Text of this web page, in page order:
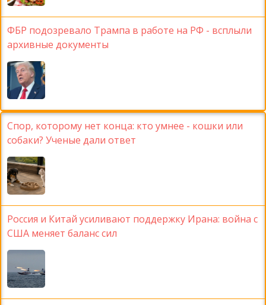
ФБР подозревало Трампа в работе на РФ - всплыли
архивные документы
Спор, которому нет конца: кто умнее - кошки или
собаки? Ученые дали ответ
Россия и Китай усиливают поддержку Ирана: война с
США меняет баланс сил